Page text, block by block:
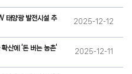
태양광 발전시설 추
2025-12-12
산에 ‘돈 버는 농촌’
2025-12-11